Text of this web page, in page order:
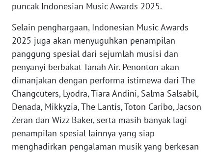
puncak Indonesian Music Awards 2025.
Selain penghargaan, Indonesian Music Awards
2025 juga akan menyuguhkan penampilan
panggung spesial dari sejumlah musisi dan
penyanyi berbakat Tanah Air. Penonton akan
dimanjakan dengan performa istimewa dari The
Changcuters, Lyodra, Tiara Andini, Salma Salsabil,
Denada, Mikkyzia, The Lantis, Toton Caribo, Jacson
Zeran dan Wizz Baker, serta masih banyak lagi
penampilan spesial lainnya yang siap
menghadirkan pengalaman musik yang berkesan
RIAU
SERAMBI
WN
JAMBI
WN
SULTRA